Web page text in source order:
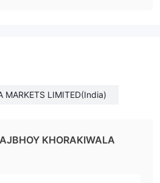
MARKETS LIMITED(India)
KHORAKIWALA